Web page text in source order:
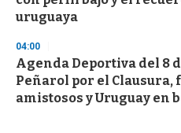
uruguaya
04:00
Agenda Deportiva del 8
Peñarol por el
amistosos y Uruguay en